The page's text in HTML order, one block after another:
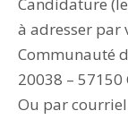
à adresser par
Communauté
20038 – 57150
Ou par